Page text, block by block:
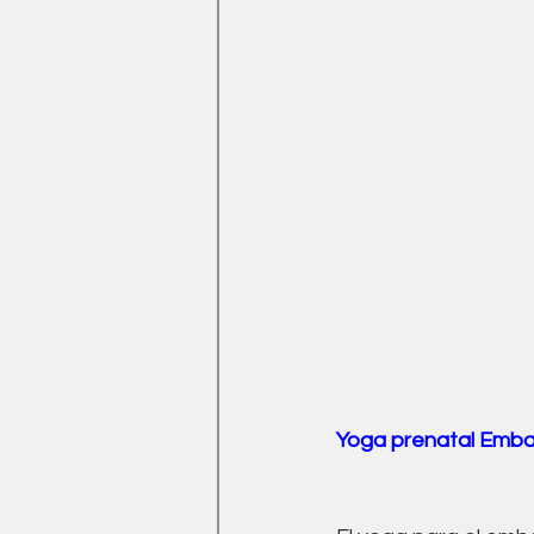
Yoga prenatal